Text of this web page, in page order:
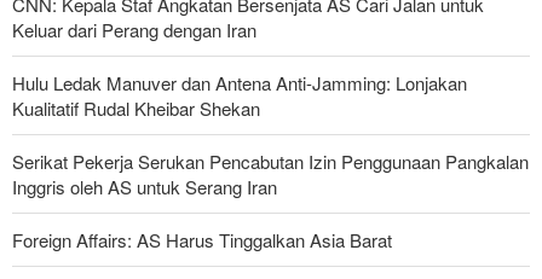
Keluar dari Perang dengan Iran
Hulu Ledak Manuver dan Antena Anti-Jamming: Lonjakan
Kualitatif Rudal Kheibar Shekan
Serikat Pekerja Serukan Pencabutan Izin Penggunaan Pangkalan
Inggris oleh AS untuk Serang Iran
Foreign Affairs: AS Harus Tinggalkan Asia Barat